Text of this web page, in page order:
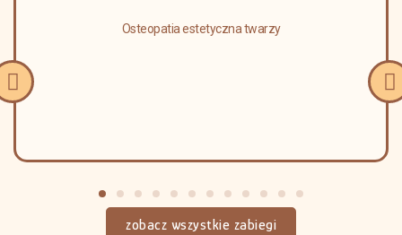
Osteopatia estetyczna twarzy
zobacz wszystkie zabiegi